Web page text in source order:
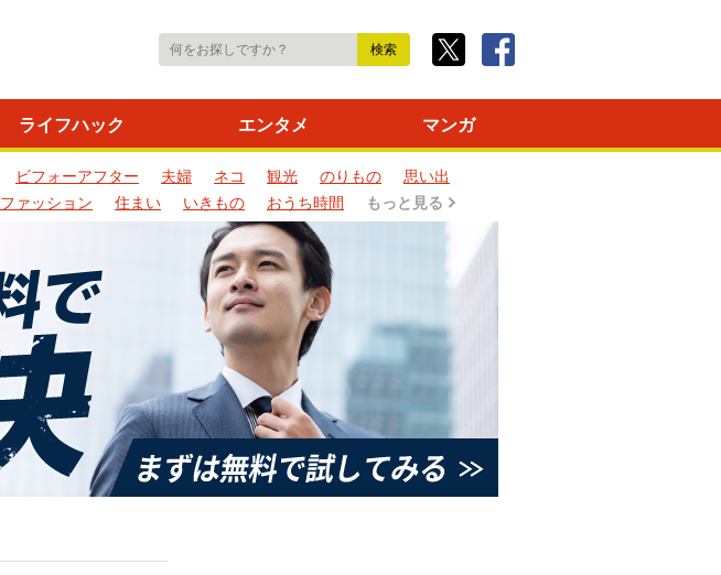
ライフハック エンタメ マンガ
ビフォーアフター 夫婦 ネコ 観光 のりもの
思い出
ファッション 住まい いきもの おうち時間 もっと見る